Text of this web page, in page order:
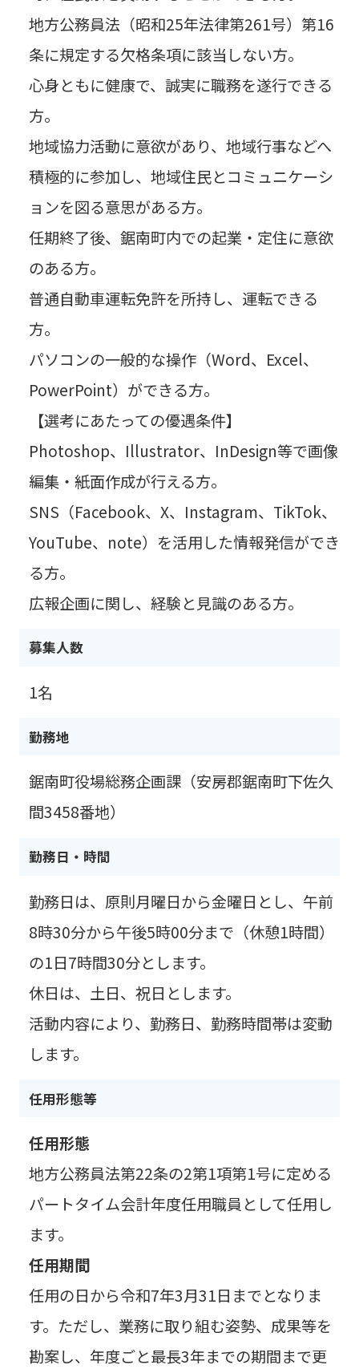
地方公務員法（昭和25年法律第261号）第16
条に規定する欠格条項に該当しない方。
心身ともに健康で、誠実に職務を遂行できる
方。
地域協力活動に意欲があり、地域行事などへ
積極的に参加し、地域住民とコミュニケーシ
ョンを図る意思がある方。
任期終了後、鋸南町内での起業・定住に意欲
のある方。
普通自動車運転免許を所持し、運転できる
方。
パソコンの一般的な操作（Word、Excel、
PowerPoint）ができる方。
【選考にあたっての優遇条件】
Photoshop、Illustrator、InDesign等で画像
編集・紙面作成が行える方。
SNS（Facebook、X、Instagram、TikTok、
YouTube、note）を活用した情報発信ができ
る方。
広報企画に関し、経験と見識のある方。
募集人数
1名
勤務地
鋸南町役場総務企画課（安房郡鋸南町下佐久
間3458番地）
勤務日・時間
勤務日は、原則月曜日から金曜日とし、午前
8時30分から午後5時00分まで（休憩1時間）
の1日7時間30分とします。
休日は、土日、祝日とします。
活動内容により、勤務日、勤務時間帯は変動
します。
任用形態等
任用形態
地方公務員法第22条の2第1項第1号に定める
パートタイム会計年度任用職員として任用し
ます。
任用期間
任用の日から令和7年3月31日までとなりま
す。ただし、業務に取り組む姿勢、成果等を
勘案し、年度ごと最長3年までの期間まで更